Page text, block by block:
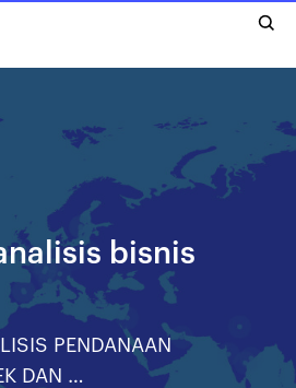
bisnis
PENDANAAN
DAN …